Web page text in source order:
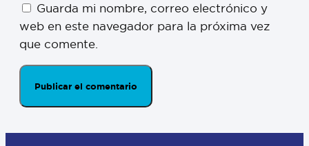
Guarda mi nombre, correo electrónico y
web en este navegador para la próxima vez
que comente.